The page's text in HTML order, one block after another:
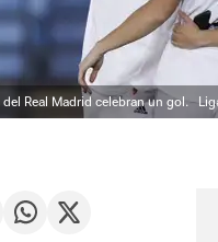
del Real Madrid celebran un gol.